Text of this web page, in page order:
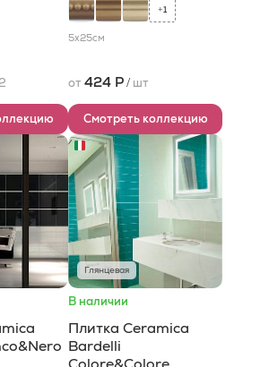
+1
5x25см
от 424 Р/ шт
Смотреть коллекцию
Глянцевая
В наличии
Плитка Ceramica
Bardelli